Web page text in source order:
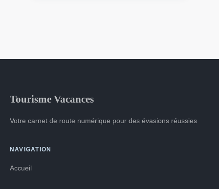
Tourisme Vacances
Votre carnet de route numérique pour des évasions réussies
NAVIGATION
Accueil